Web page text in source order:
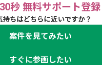
秒 無料サポート登録
持ちはどちらに近いですか？
案件を見てみたい
すぐに参画したい